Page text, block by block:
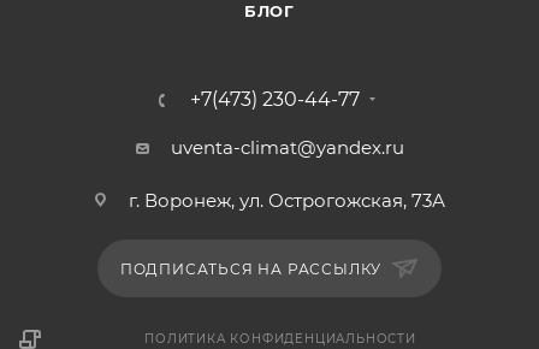
БЛОГ
+7(473) 230-44-77
uventa-climat@yandex.ru
г. Воронеж, ул. Острогожская, 73А
ПОДПИСАТЬСЯ НА РАССЫЛКУ
ПОЛИТИКА КОНФИДЕНЦИАЛЬНОСТИ